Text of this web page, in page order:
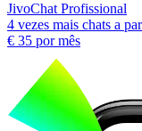
JivoChat Profissional
4 vezes mais chats a
€ 35 por mês